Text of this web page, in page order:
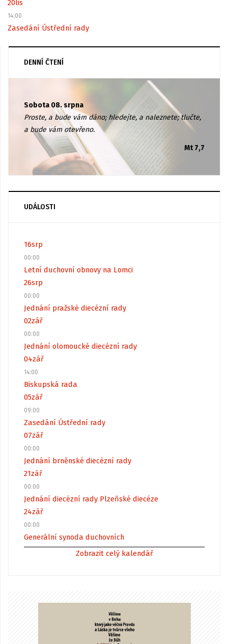
20lis
14:00
Zasedání Ústřední rady
DENNÍ ČTENÍ
Sobota 08. srpna
Proste, a bude vám dáno; hledejte, a naleznete; tlučte,
a bude vám otevřeno.
Mt 7,7
UDÁLOSTI
16srp
00:00
Letní duchovní obnovy na Lomci
26srp
00:00
Jednání pražské diecézní rady
02zář
00:00
Jednání olomoucké diecézní rady
04zář
14:00
Biskupská rada
05zář
09:00
Zasedání Ústřední rady
07zář
00:00
Jednání brněnské diecézní rady
21zář
00:00
Jednání diecézní rady Plzeňské diecéze
24zář
00:00
Generální synoda duchovních
Zobrazit celý kalendář